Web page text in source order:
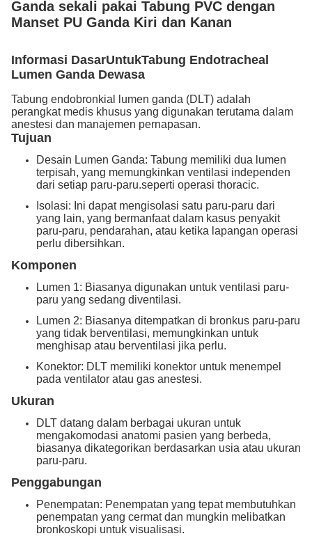
Ganda sekali pakai Tabung PVC dengan
Manset PU Ganda Kiri dan Kanan
Informasi DasarUntukTabung Endotracheal
Lumen Ganda Dewasa
Tabung endobronkial lumen ganda (DLT) adalah
perangkat medis khusus yang digunakan terutama dalam
anestesi dan manajemen pernapasan.
Tujuan
Desain Lumen Ganda: Tabung memiliki dua lumen
terpisah, yang memungkinkan ventilasi independen
dari setiap paru-paru.seperti operasi thoracic.
Isolasi: Ini dapat mengisolasi satu paru-paru dari
yang lain, yang bermanfaat dalam kasus penyakit
paru-paru, pendarahan, atau ketika lapangan operasi
perlu dibersihkan.
Komponen
Lumen 1: Biasanya digunakan untuk ventilasi paru-
paru yang sedang diventilasi.
Lumen 2: Biasanya ditempatkan di bronkus paru-paru
yang tidak berventilasi, memungkinkan untuk
menghisap atau berventilasi jika perlu.
Konektor: DLT memiliki konektor untuk menempel
pada ventilator atau gas anestesi.
Ukuran
DLT datang dalam berbagai ukuran untuk
mengakomodasi anatomi pasien yang berbeda,
biasanya dikategorikan berdasarkan usia atau ukuran
paru-paru.
Penggabungan
Penempatan: Penempatan yang tepat membutuhkan
penempatan yang cermat dan mungkin melibatkan
bronkoskopi untuk visualisasi.